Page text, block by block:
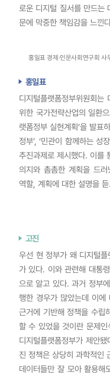
로운 디지털 질서를 만드는
문에 막중한 책임감을 느낀
홍일표 경제·인문사회연구회
홍일표
디지털플랫폼정부위원회는
위한 국가전략산업의 일환
랫폼정부 실현계획’을 발표
정부’, ‘민관이 함께하는 성
추진과제로 제시했다. 이를
의지와 촘촘한 계획을 드
역할, 계획에 대한 설명을
고진
우선 현 정부가 왜 디지털
가 있다. 이와 관련해 대통
으로 알고 있다. 과거 정부
행한 경우가 많았는데 이에
근거에 기반해 정책을 수립
할 수 있었을 것이란 문제
디지털플랫폼정부가 제안
진 정책은 상당히 과학적인
데이터들만 잘 모아 활용해